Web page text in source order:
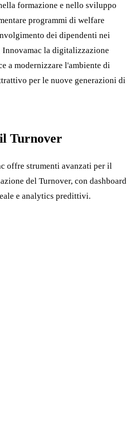
formazione e nello sviluppo
programmi di welfare
dei dipendenti nei
la digitalizzazione
a modernizzare l'ambiente di
per le nuove generazioni di
Turnover
offre strumenti avanzati per il
del Turnover, con dashboard
e analytics predittivi.